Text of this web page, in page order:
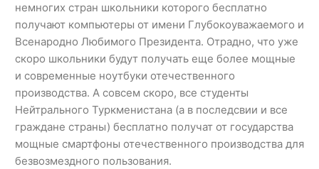
немногих стран школьники которого бесплатно
получают компьютеры от имени Глубокоуважаемого и
Всенародно Любимого Президента. Отрадно, что уже
скоро школьники будут получать еще более мощные
и современные ноутбуки отечественного
производства. А совсем скоро, все студенты
Нейтрального Туркменистана (а в последсвии и все
граждане страны) бесплатно получат от государства
мощные смартфоны отечественного производства для
безвозмездного пользования.